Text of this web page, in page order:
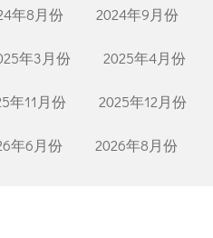
年8月份 2024年9月份
年3月份 2025年4月份
年11月份 2025年12月份
年6月份 2026年8月份